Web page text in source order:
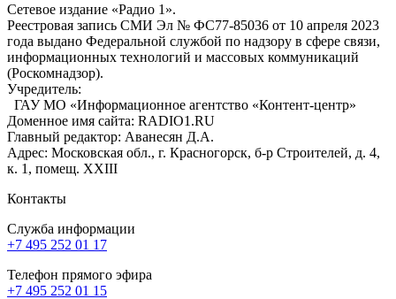
Сетевое издание «Радио 1».
Реестровая запись СМИ Эл № ФС77-85036 от 10 апреля 2023
года выдано Федеральной службой по надзору в сфере связи,
информационных технологий и массовых коммуникаций
(Роскомнадзор).
Учредитель:
ГАУ МО «Информационное агентство «Контент-центр»
Доменное имя сайта: RADIO1.RU
Главный редактор: Аванесян Д.А.
Адрес: Московская обл., г. Красногорск, б-р Строителей, д. 4,
к. 1, помещ. XXIII
Контакты
Служба информации
+7 495 252 01 17
Телефон прямого эфира
+7 495 252 01 15